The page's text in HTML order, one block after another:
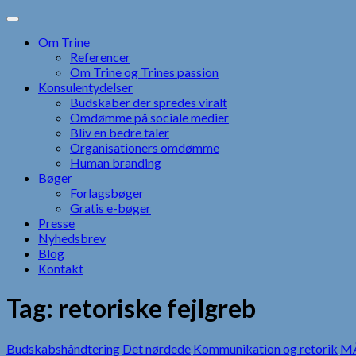
Skip
contentOm Trine
Referencer
Om Trine og Trines passion
Konsulentydelser
Budskaber der spredes viralt
Omdømme på sociale medier
Bliv en bedre taler
Organisationers omdømme
Human branding
Bøger
Forlagsbøger
Gratis e-bøger
Presse
Nyhedsbrev
Blog
Kontakt
Tag: retoriske fejlgreb
Budskabshåndtering Det nørdede Kommunikation og retorik